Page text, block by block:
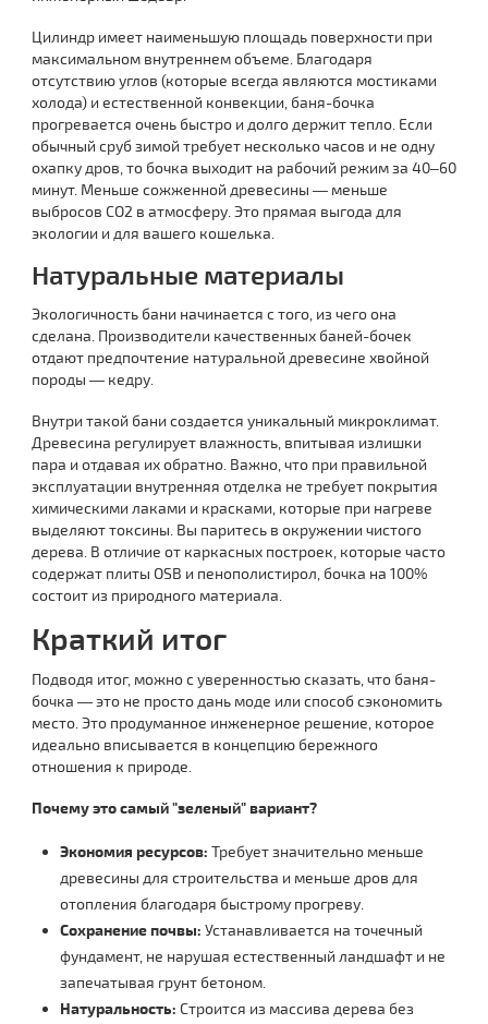
Цилиндр имеет наименьшую площадь поверхности при
максимальном внутреннем объеме. Благодаря
отсутствию углов (которые всегда являются мостиками
холода) и естественной конвекции, баня-бочка
прогревается очень быстро и долго держит тепло. Если
обычный сруб зимой требует несколько часов и не одну
охапку дров, то бочка выходит на рабочий режим за 40–60
минут. Меньше сожженной древесины — меньше
выбросов CO2 в атмосферу. Это прямая выгода для
экологии и для вашего кошелька.
Натуральные материалы
Экологичность бани начинается с того, из чего она
сделана. Производители качественных баней-бочек
отдают предпочтение натуральной древесине хвойной
породы — кедру.
Внутри такой бани создается уникальный микроклимат.
Древесина регулирует влажность, впитывая излишки
пара и отдавая их обратно. Важно, что при правильной
эксплуатации внутренняя отделка не требует покрытия
химическими лаками и красками, которые при нагреве
выделяют токсины. Вы паритесь в окружении чистого
дерева. В отличие от каркасных построек, которые часто
содержат плиты OSB и пенополистирол, бочка на 100%
состоит из природного материала.
Краткий итог
Подводя итог, можно с уверенностью сказать, что баня-
бочка — это не просто дань моде или способ сэкономить
место. Это продуманное инженерное решение, которое
идеально вписывается в концепцию бережного
отношения к природе.
Почему это самый "зеленый" вариант?
Экономия ресурсов: Требует значительно меньше
древесины для строительства и меньше дров для
отопления благодаря быстрому прогреву.
Сохранение почвы: Устанавливается на точечный
фундамент, не нарушая естественный ландшафт и не
запечатывая грунт бетоном.
Натуральность: Строится из массива дерева без